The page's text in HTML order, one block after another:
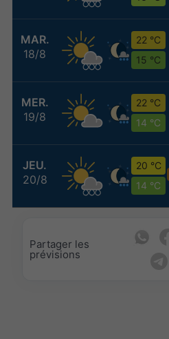
MAR.
18/8
22 °C
15 °C
MER.
19/8
22 °C
14 °C
JEU.
20/8
20 °C
14 °C
Partager les
prévisions